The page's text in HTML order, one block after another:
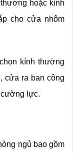
hoặc kính
cho cửa nhôm
kính thường
cửa ra ban công
cường lực.
ngủ bao gồm